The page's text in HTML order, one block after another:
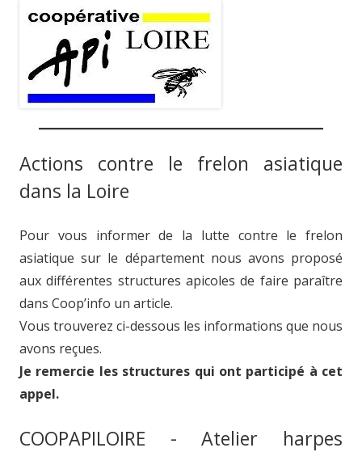
Actions contre le frelon asiatique
dans la Loire
Pour vous informer de la lutte contre le frelon
asiatique sur le département nous avons proposé
aux différentes structures apicoles de faire paraître
dans Coop’info un article.
Vous trouverez ci-dessous les informations que nous
avons reçues.
Je remercie les structures qui ont participé à cet
appel.
COOPAPILOIRE - Atelier harpes